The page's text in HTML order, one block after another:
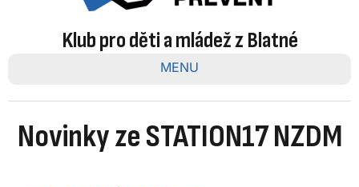
Klub pro děti a mládež z Blatné
MENU
Novinky ze STATION17 NZDM